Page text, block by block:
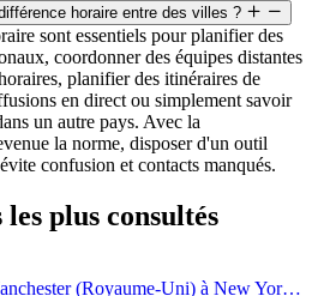
horaire entre des villes ?
sont essentiels pour planifier des
coordonner des équipes distantes
planifier des itinéraires de
en direct ou simplement savoir
un autre pays. Avec la
la norme, disposer d'un outil
confusion et contacts manqués.
plus consultés
Conversion de l'heure de Manchester (Royaume-Uni) à New York (États-Unis)